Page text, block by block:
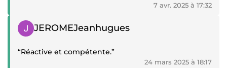
7 avr. 2025 à 17:32
Témoignage positif
JEROMEJeanhugues
“Réactive et compétente.”
24 mars 2025 à 18:17